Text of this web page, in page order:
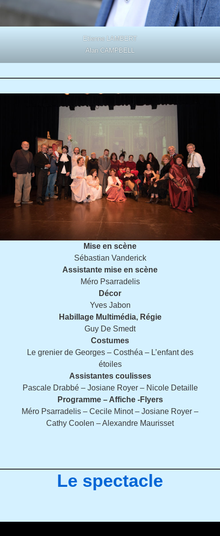
Etienne LAMBERT
Alan CAMPBELL
Mise en scène
Sébastian Vanderick
Assistante mise en scène
Méro Psarradelis
Décor
Yves Jabon
Habillage Multimédia, Régie
Guy De Smedt
Costumes
Le grenier de Georges – Costhéa – L’enfant des
étoiles
Assistantes coulisses
Pascale Drabbé – Josiane Royer – Nicole Detaille
Programme – Affiche -Flyers
Méro Psarradelis – Cecile Minot – Josiane Royer –
Cathy Coolen – Alexandre Maurisset
Le spectacle